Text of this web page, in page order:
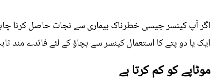
اگر آپ کینسر جیسی خطرناک بیماری سے نجات حاصل کرنا
ایک یا دو پتے کا استعمال کینسر سے بچاؤ کے لئے فائدے مند
موٹاپے کو کم کرتا ہے